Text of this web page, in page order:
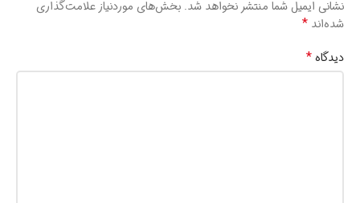
نشانی ایمیل شما منتشر نخواهد شد. بخش‌های موردنیاز علامت‌گذاری
شده‌اند *
دیدگاه*